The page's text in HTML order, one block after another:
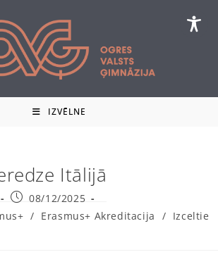
IZVĒLNE
Itālijā
Post
published:
08/12/2025
/ Erasmus+ Akreditacija / Izceltie